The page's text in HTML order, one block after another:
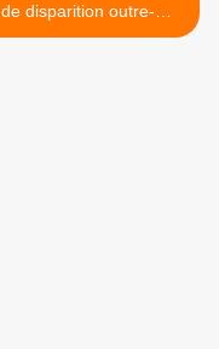
de disparition outre-
Atlantique... >